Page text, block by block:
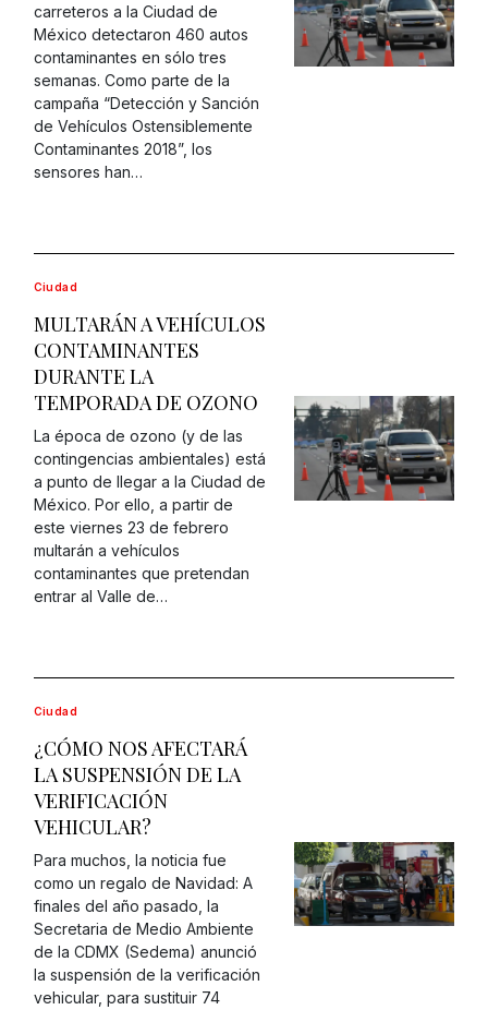
carreteros a la Ciudad de
México detectaron 460 autos
contaminantes en sólo tres
semanas. Como parte de la
campaña “Detección y Sanción
de Vehículos Ostensiblemente
Contaminantes 2018”, los
sensores han…
Ciudad
MULTARÁN A VEHÍCULOS
CONTAMINANTES
DURANTE LA
TEMPORADA DE OZONO
La época de ozono (y de las
contingencias ambientales) está
a punto de llegar a la Ciudad de
México. Por ello, a partir de
este viernes 23 de febrero
multarán a vehículos
contaminantes que pretendan
entrar al Valle de…
Ciudad
¿CÓMO NOS AFECTARÁ
LA SUSPENSIÓN DE LA
VERIFICACIÓN
VEHICULAR?
Para muchos, la noticia fue
como un regalo de Navidad: A
finales del año pasado, la
Secretaria de Medio Ambiente
de la CDMX (Sedema) anunció
la suspensión de la verificación
vehicular, para sustituir 74